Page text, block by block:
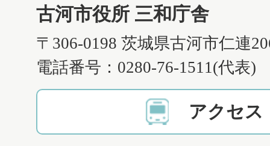
古河市役所 三和庁舎
〒306-0198 茨城県古河市仁連
電話番号：0280-76-1511(代表)
アクセス